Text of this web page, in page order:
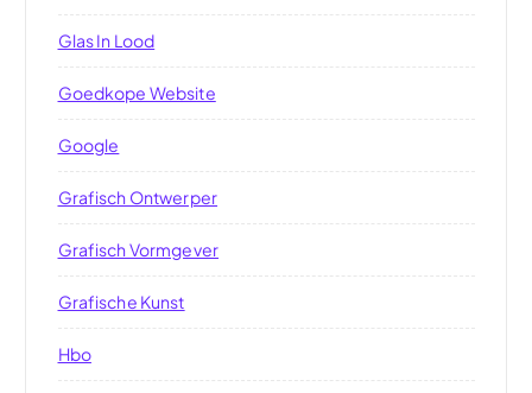
Glas In Lood
Goedkope Website
Google
Grafisch Ontwerper
Grafisch Vormgever
Grafische Kunst
Hbo